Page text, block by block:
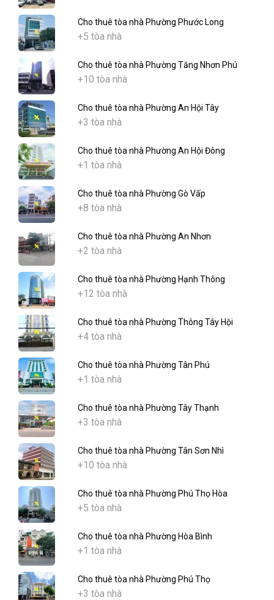
Cho thuê tòa nhà Phường Phước Long
+5 tòa nhà
Cho thuê tòa nhà Phường Tăng Nhơn Phú
+10 tòa nhà
Cho thuê tòa nhà Phường An Hội Tây
+3 tòa nhà
Cho thuê tòa nhà Phường An Hội Đông
+1 tòa nhà
Cho thuê tòa nhà Phường Gò Vấp
+8 tòa nhà
Cho thuê tòa nhà Phường An Nhơn
+2 tòa nhà
Cho thuê tòa nhà Phường Hạnh Thông
+12 tòa nhà
Cho thuê tòa nhà Phường Thông Tây Hội
+4 tòa nhà
Cho thuê tòa nhà Phường Tân Phú
+1 tòa nhà
Cho thuê tòa nhà Phường Tây Thạnh
+3 tòa nhà
Cho thuê tòa nhà Phường Tân Sơn Nhì
+10 tòa nhà
Cho thuê tòa nhà Phường Phú Thọ Hòa
+5 tòa nhà
Cho thuê tòa nhà Phường Hòa Bình
+1 tòa nhà
Cho thuê tòa nhà Phường Phú Thọ
+3 tòa nhà